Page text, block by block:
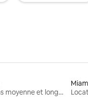
Locations moyenne et longue durée